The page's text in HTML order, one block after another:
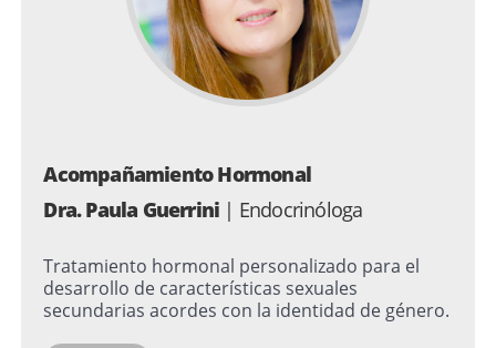
Acompañamiento Hormonal
Dra. Paula Guerrini | Endocrinóloga
Tratamiento hormonal personalizado para el
desarrollo de características sexuales
secundarias acordes con la identidad de género.